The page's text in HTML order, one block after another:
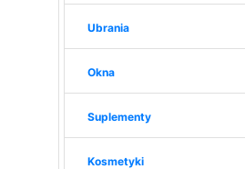
Ubrania
Okna
Suplementy
Kosmetyki